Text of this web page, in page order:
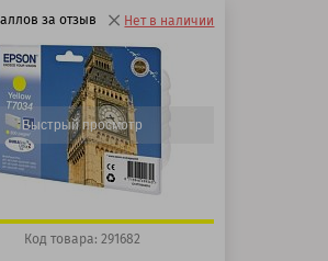
за отзыв
баллов
баллов
Нет в наличии
Быстрый просмотр
Код товара: 291682